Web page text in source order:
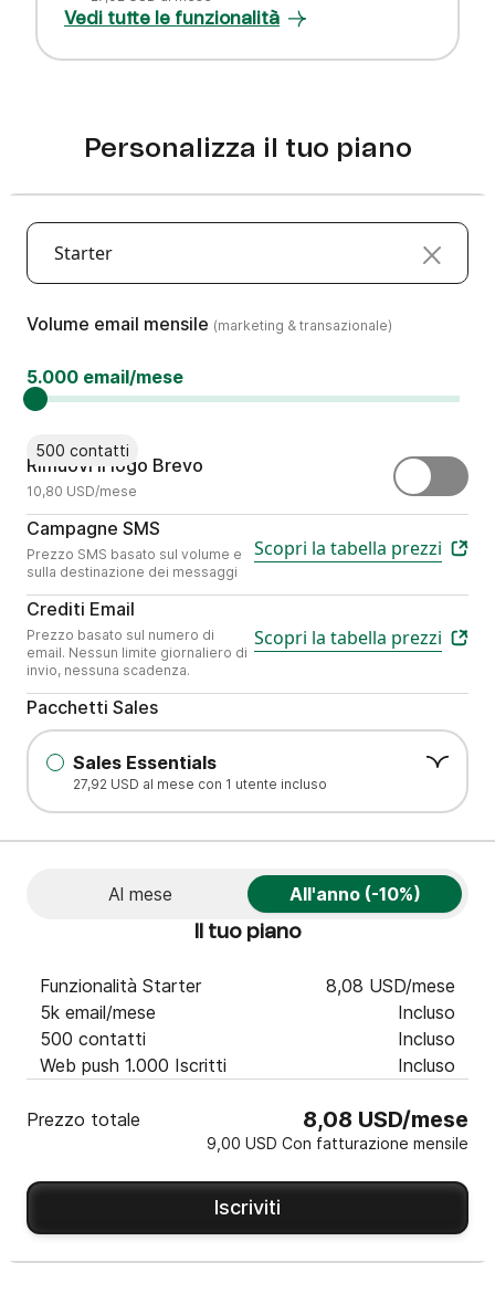
Vedi tutte le funzionalità
Personalizza il tuo piano
Starter
Volume email mensile (marketing & transazionale)
(marketing & transazionale)
5.000 email/mese
500 contatti
Rimuovi il logo Brevo Rimuovi l’etichetta “Inviato da
10,80 USD/mese
Campagne SMS
Prezzo SMS basato sul volume e
sulla destinazione dei messaggi
Scopri la tabella prezzi
Crediti Email
Prezzo basato sul numero di
email. Nessun limite giornaliero di
invio, nessuna scadenza.
Scopri la tabella prezzi
Pacchetti Sales
Sales Essentials
Tooltip: 29 € al mese per ogni utente aggiuntivo
27,92 USD al mese con 1 utente incluso
Al mese All'anno (-10%)
Il tuo piano
Funzionalità Starter
8,08 USD/mese
5k email/mese
Incluso
500 contatti
Incluso
Web push 1.000 Iscritti
Incluso
Prezzo totale 8,08 USD/mese
9,00 USD Con fatturazione mensile
Iscriviti